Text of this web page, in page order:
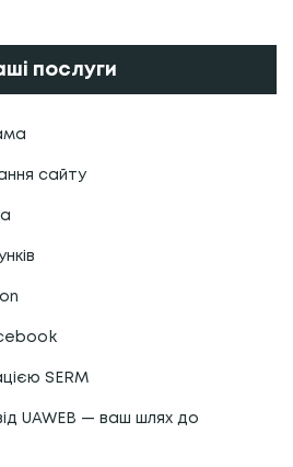
послуги
сайту
SERM
UAWEB — ваш шлях до